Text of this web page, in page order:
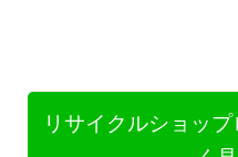
リサイクルショッ